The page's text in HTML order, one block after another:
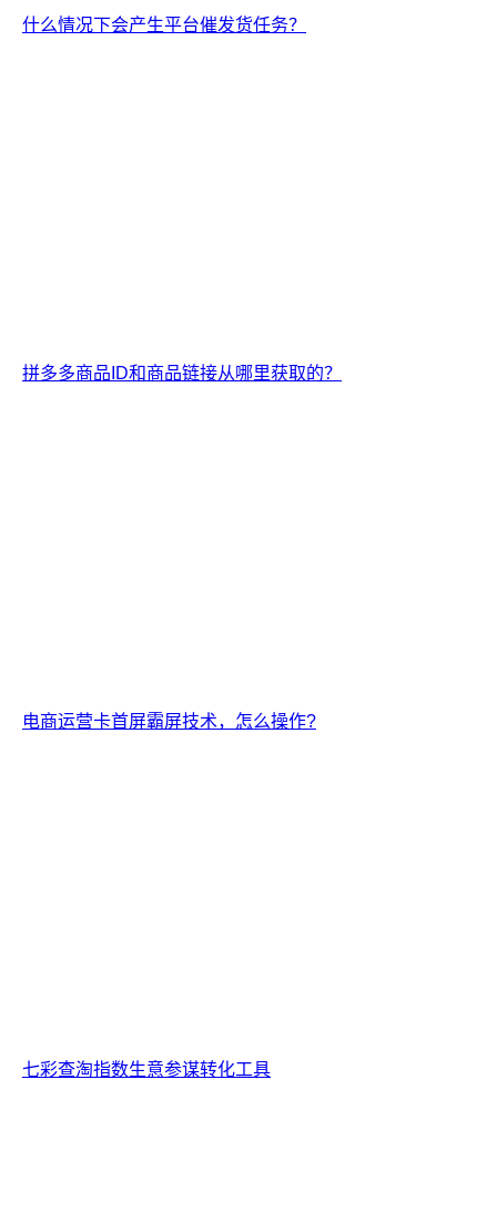
什么情况下会产生平台催发货任务？
拼多多商品ID和商品链接从哪里获取的？
电商运营卡首屏霸屏技术，怎么操作?
七彩查淘指数生意参谋转化工具